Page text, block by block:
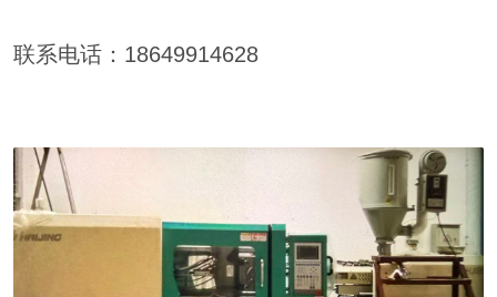
联系电话：18649914628